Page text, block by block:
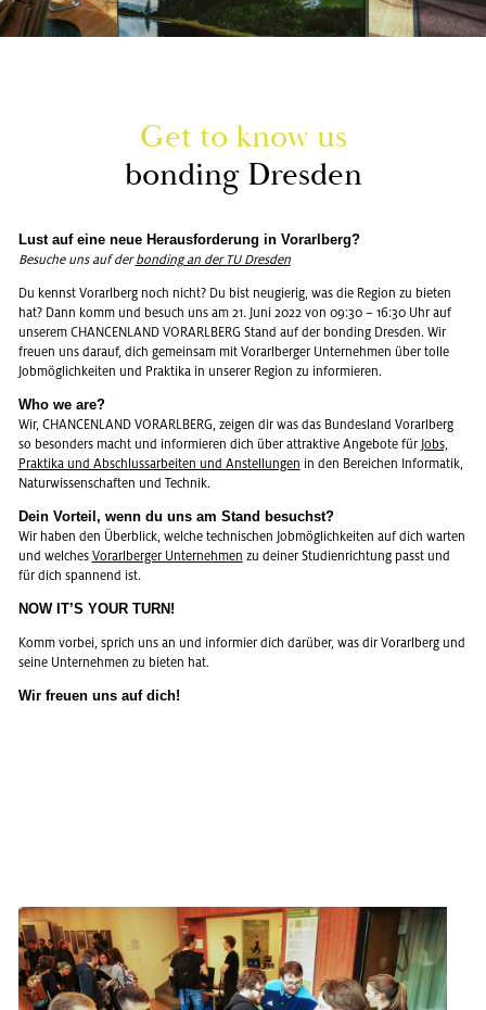
Get to know us
bon­ding Dres­den
Lust auf eine neue Her­aus­for­de­rung in Vor­arl­berg?
Be­su­che uns auf derbon­ding an der TU Dres­den
Du kennst Vor­arl­berg noch nicht? Du bist neu­gie­rig, was die Re­gi­on zu bie­ten
hat? Dann komm und be­such uns am 21. Juni 2022 von 09:30 – 16:30 Uhr auf
un­se­rem CHAN­CEN­LAND VOR­ARL­BERG Stand auf der bon­ding Dres­den. Wir
freu­en uns dar­auf, dich ge­mein­sam mit Vor­arl­ber­ger Un­ter­neh­men über tolle
Job­mög­lich­kei­ten und Prak­ti­ka in un­se­rer Re­gi­on zu in­for­mie­ren.
Who we are?
Wir, CHAN­CEN­LAND VOR­ARL­BERG, zei­gen dir was das Bun­des­land Vor­arl­berg
so be­son­ders macht und in­for­mie­ren dich über at­trak­ti­ve An­ge­bo­te für Jobs,
Prak­ti­ka und Ab­schluss­ar­bei­ten und An­stel­lun­gen in den Be­rei­chen In­for­ma­tik,
Na­tur­wis­sen­schaf­ten und Tech­nik.
Dein Vor­teil, wenn du uns am Stand be­suchst?
Wir haben den Über­blick, wel­che tech­ni­schen Job­mög­lich­kei­ten auf dich war­ten
und wel­ches Vor­arl­ber­ger Un­ter­neh­men zu dei­ner Stu­di­en­rich­tung passt und
für dich span­nend ist.
NOW IT’S YOUR TURN!
Komm vor­bei, sprich uns an und in­for­mier dich dar­über, was dir Vor­arl­berg und
seine Un­ter­neh­men zu bie­ten hat.
Wir freu­en uns auf dich!